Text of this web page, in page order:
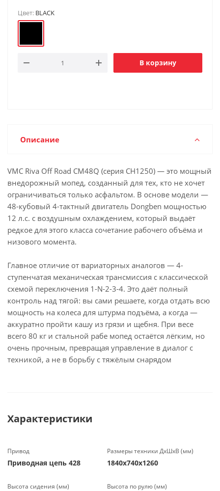
Цвет: BLACK
В корзину
Описание
VMC Riva Off Road CM48Q (серия CH1250) — это мощный
внедорожный мопед, созданный для тех, кто не хочет
ограничиваться только асфальтом. В основе модели —
48-кубовый 4-тактный двигатель Dongben мощностью
12 л.с. с воздушным охлаждением, который выдаёт
редкое для этого класса сочетание рабочего объёма и
низового момента.
Главное отличие от вариаторных аналогов — 4-
ступенчатая механическая трансмиссия с классической
схемой переключения 1-N-2-3-4. Это даёт полный
контроль над тягой: вы сами решаете, когда отдать всю
мощность на колеса для штурма подъёма, а когда —
аккуратно пройти кашу из грязи и щебня. При весе
всего 80 кг и стальной рабе мопед остаётся лёгким, но
очень прочным, превращая управление в диалог с
техникой, а не в борьбу с тяжёлым снарядом
Характеристики
Привод
Приводная цепь 428
Размеры техники ДхШхВ (мм)
1840х740х1260
Высота сидения (мм) Высота по рулю (мм)